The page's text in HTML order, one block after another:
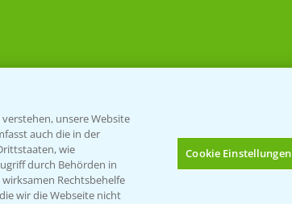
unsere Website
auch die in der
wie
durch Behörden in
Rechtsbehelfe
wir die Webseite nicht
Cookie Einstellungen